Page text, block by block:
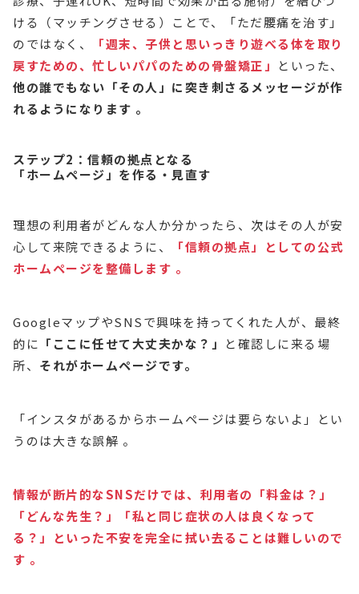
ける（マッチングさせる）ことで、「ただ腰痛を治す」
のではなく、
「週末、子供と思いっきり遊べる体を取り
戻すための、忙しいパパのための骨盤矯正」
といった、
他の誰でもない「その人」に突き刺さるメッセージが作
れるようになります 。
ステップ2：信頼の拠点となる
「ホームページ」を作る・見直す
理想の利用者がどんな人か分かったら、次はその人が安
心して来院できるように、
「信頼の拠点」としての公式
ホームページを整備します 。
GoogleマップやSNSで興味を持ってくれた人が、最終
的に 「ここに任せて大丈夫かな？」
と確認しに来る場
所、 それがホームページです。
「インスタがあるからホームページは要らないよ」とい
うのは大きな誤解 。
情報が断片的なSNSだけでは、利用者の「料金は？」
「どんな先生？」「私と同じ症状の人は良くなって
る？」といった不安を完全に拭い去ることは難しいので
す 。